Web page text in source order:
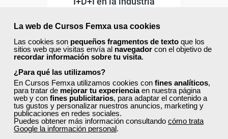
La web de Cursos Femxa usa cookies
Las cookies son pequeños fragmentos de texto que los
sitios web que visitas envía al navegador con el objetivo de
recordar información sobre tu visita.
¿Para qué las utilizamos?
En Cursos Femxa utilizamos cookies con fines analíticos,
para tratar de mejorar tu experienciaen nuestra página
web y con fines publicitarios, para adaptar el contenido a
tus gustos y personalizar nuestros anuncios, marketing y
publicaciones en redes sociales.
Puedes obtener más información consultando cómo trata
Google la información personal.
Curso Gratuito
25 horas
Ver curso
0 161